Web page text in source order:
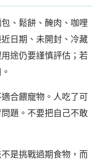
、鬆餅、醃肉、咖哩
日期、未開封、冷藏
途仍要謹慎評估；若
合餵寵物。人吃了可
題。不要把自己不敢
是挑戰過期食物，而